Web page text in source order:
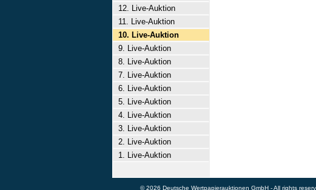
12. Live-Auktion
11. Live-Auktion
10. Live-Auktion
9. Live-Auktion
8. Live-Auktion
7. Live-Auktion
6. Live-Auktion
5. Live-Auktion
4. Live-Auktion
3. Live-Auktion
2. Live-Auktion
1. Live-Auktion
© 2026 Deutsche Wertpapierauktionen GmbH - All rights